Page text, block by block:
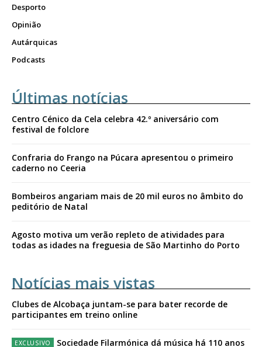
Desporto
Opinião
Autárquicas
Podcasts
Últimas notícias
Centro Cénico da Cela celebra 42.º aniversário com
festival de folclore
Confraria do Frango na Púcara apresentou o primeiro
caderno no Ceeria
Bombeiros angariam mais de 20 mil euros no âmbito do
peditório de Natal
Agosto motiva um verão repleto de atividades para
todas as idades na freguesia de São Martinho do Porto
Notícias mais vistas
Clubes de Alcobaça juntam-se para bater recorde de
participantes em treino online
Sociedade Filarmónica dá música há 110 anos